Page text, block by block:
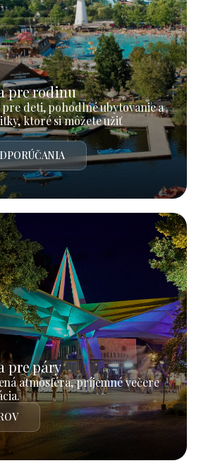
pre rodinu
deti, pohodlné ubytovanie a
ktoré si môžete užiť
pre páry
atmosféra, príjemné večere